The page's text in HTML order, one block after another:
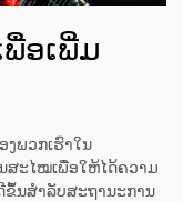
ອເພີ່ມ
ງພວກເຮົາໃນ
ສະໄໝເພື່ອໃຫ້ໄດ້ຄວາມ
ຂຶ້ນສຳລັບສະຖານະການ